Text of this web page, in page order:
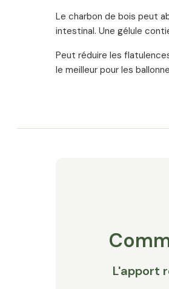
Le charbon de bois peut
intestinal. Une gélule
Peut réduire les
le meilleur pour les
L'apport